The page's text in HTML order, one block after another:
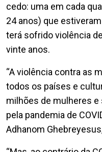
cedo: uma em cada
24 anos) que
terá sofrido violência
vinte anos.
“A violência contra as
todos os países e
milhões de mulheres e
pela pandemia de
Adhanom